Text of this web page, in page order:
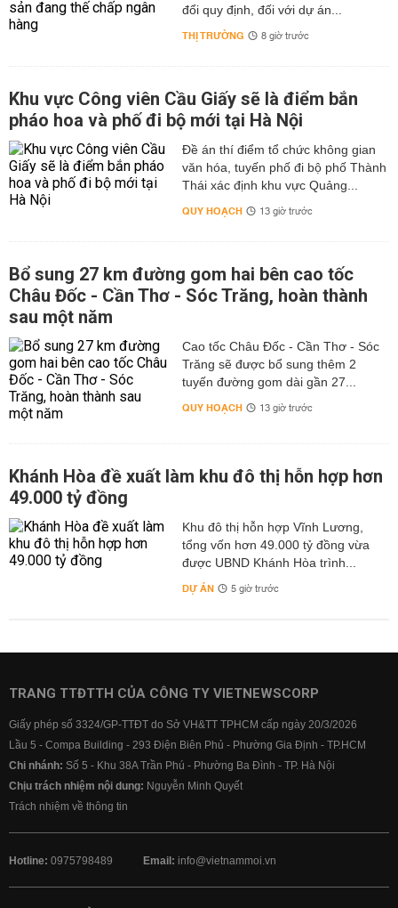
đổi quy định, đối với dự án...
THỊ TRƯỜNG 8 giờ trước
Khu vực Công viên Cầu Giấy sẽ là điểm bắn
pháo hoa và phố đi bộ mới tại Hà Nội
Đề án thí điểm tổ chức không gian
văn hóa, tuyến phố đi bộ phố Thành
Thái xác định khu vực Quảng...
QUY HOẠCH 13 giờ trước
Bổ sung 27 km đường gom hai bên cao tốc
Châu Đốc - Cần Thơ - Sóc Trăng, hoàn thành
sau một năm
Cao tốc Châu Đốc - Cần Thơ - Sóc
Trăng sẽ được bổ sung thêm 2
tuyến đường gom dài gần 27...
QUY HOẠCH 13 giờ trước
Khánh Hòa đề xuất làm khu đô thị hỗn hợp hơn
49.000 tỷ đồng
Khu đô thị hỗn hợp Vĩnh Lương,
tổng vốn hơn 49.000 tỷ đồng vừa
được UBND Khánh Hòa trình...
DỰ ÁN 5 giờ trước
TRANG TTĐTTH CỦA CÔNG TY VIETNEWSCORP
Giấy phép số 3324/GP-TTĐT do Sở VH&TT TPHCM cấp ngày 20/3/2026
Lầu 5 - Compa Building - 293 Điện Biên Phủ - Phường Gia Định - TP.HCM
Chi nhánh: Số 5 - Khu 38A Trần Phú - Phường Ba Đình - TP. Hà Nội
Chịu trách nhiệm nội dung: Nguyễn Minh Quyết
Trách nhiệm về thông tin
Hotline: 0975798489 Email: info@vietnammoi.vn